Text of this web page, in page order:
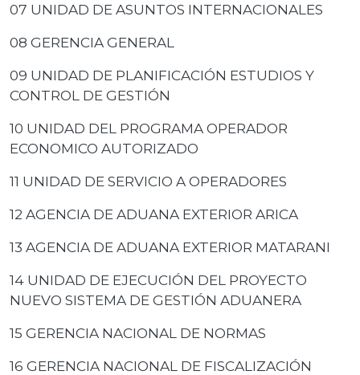
07 UNIDAD DE ASUNTOS INTERNACIONALES
08 GERENCIA GENERAL
09 UNIDAD DE PLANIFICACIÓN ESTUDIOS Y
CONTROL DE GESTIÓN
10 UNIDAD DEL PROGRAMA OPERADOR
ECONOMICO AUTORIZADO
11 UNIDAD DE SERVICIO A OPERADORES
12 AGENCIA DE ADUANA EXTERIOR ARICA
13 AGENCIA DE ADUANA EXTERIOR MATARANI
14 UNIDAD DE EJECUCIÓN DEL PROYECTO
NUEVO SISTEMA DE GESTIÓN ADUANERA
15 GERENCIA NACIONAL DE NORMAS
16 GERENCIA NACIONAL DE FISCALIZACIÓN